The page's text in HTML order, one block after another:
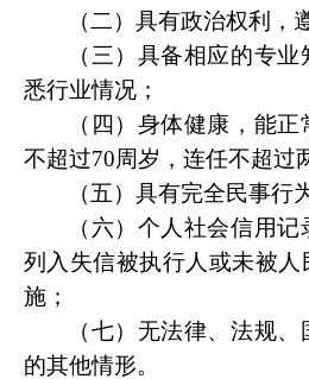
（二）具有政治权利，
（三）具备相应的专
悉行业情况；
（四）身体健康，能
不超过70周岁，连任不超过
（五） 具有完全民事行
（六）个人社会信用
列入失信被执行人或未被
施；
（七）无法律、法规
的其他情形。